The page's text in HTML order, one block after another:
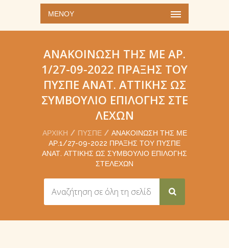
ΜΕΝΟΎ
ΑΝΑΚΟΊΝΩΣΗ ΤΗΣ ΜΕ ΑΡ.
1/27-09-2022 ΠΡΆΞΗΣ ΤΟΥ
ΠΥΣΠΕ ΑΝΑΤ. ΑΤΤΙΚΉΣ ΩΣ
ΣΥΜΒΟΎΛΙΟ ΕΠΙΛΟΓΉΣ ΣΤΕ
ΛΕΧΏΝ
ΑΡΧΙΚΉ ΠΥΣΠΕ
ΑΝΑΚΟΊΝΩΣΗ ΤΗΣ ΜΕ
ΑΡ.1/27-09-2022 ΠΡΆΞΗΣ ΤΟΥ ΠΥΣΠΕ
ΑΝΑΤ. ΑΤΤΙΚΉΣ ΩΣ ΣΥΜΒΟΎΛΙΟ ΕΠΙΛΟΓΉΣ
ΣΤΕΛΕΧΏΝ